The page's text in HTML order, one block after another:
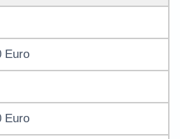
Euro
Euro